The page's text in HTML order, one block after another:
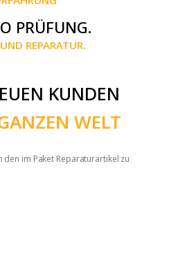
PRÜFUNG.
REPARATUR.
KUNDEN
WELT
den im Paket Reparaturartikel zu